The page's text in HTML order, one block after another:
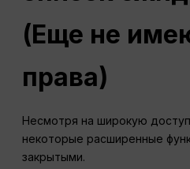
(Еще не
права)
Несмотря на широкую
некоторые расширенные
закрытыми.